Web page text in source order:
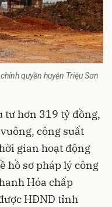
quyền huyện Triệu Sơn
tư hơn 319 tỷ đồng,
công suất
gian hoạt động
hồ sơ pháp lý công
Hóa chấp
HĐND tỉnh